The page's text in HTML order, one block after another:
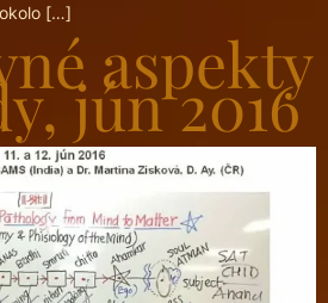
[…]
aspekty
jún 2016